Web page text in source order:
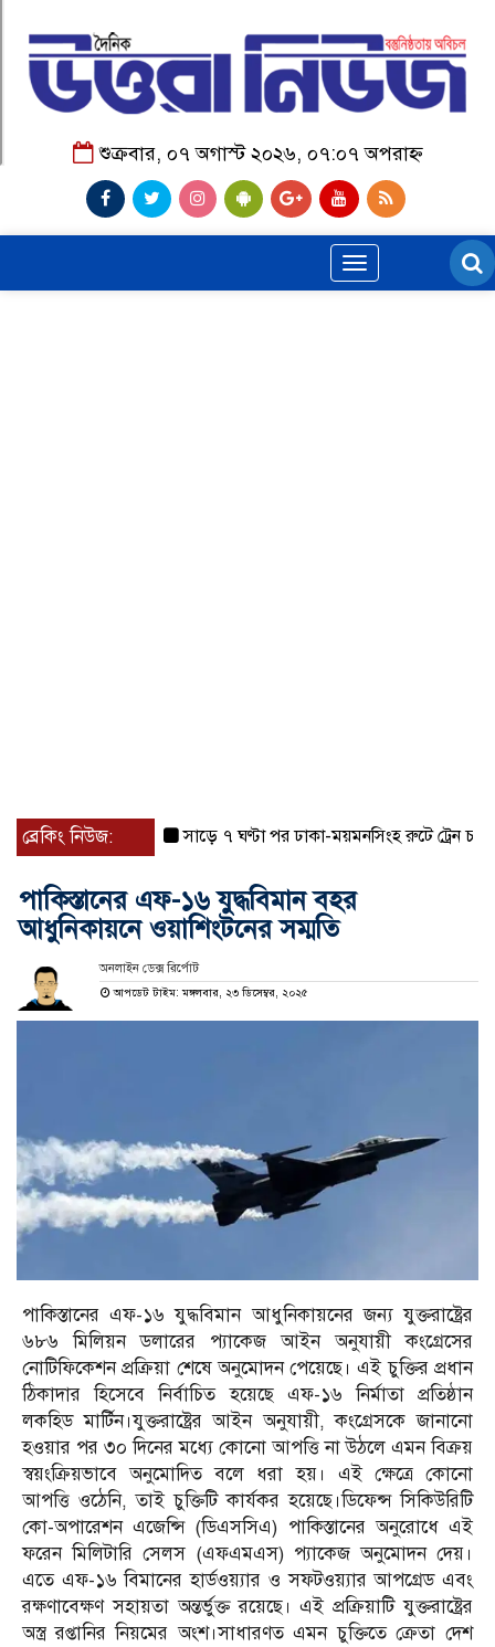
শুক্রবার, ০৭ অগাস্ট ২০২৬, ০৭:০৭ অপরাহ্ন
Toggle
navigation
ব্রেকিং নিউজ: সাড়ে ৭ ঘণ্টা পর ঢাকা-ময়মনসিংহ রুটে ট্রেন চলাচল
পাকিস্তানের এফ-১৬ যুদ্ধবিমান বহর
আধুনিকায়নে ওয়াশিংটনের সম্মতি
অনলাইন ডেক্স রির্পোট
আপডেট টাইম: মঙ্গলবার, ২৩ ডিসেম্বর, ২০২৫
পাকিস্তানের এফ-১৬ যুদ্ধবিমান আধুনিকায়নের জন্য যুক্তরাষ্ট্রের
৬৮৬ মিলিয়ন ডলারের প্যাকেজ আইন অনুযায়ী কংগ্রেসের
নোটিফিকেশন প্রক্রিয়া শেষে অনুমোদন পেয়েছে। এই চুক্তির প্রধান
ঠিকাদার হিসেবে নির্বাচিত হয়েছে এফ-১৬ নির্মাতা প্রতিষ্ঠান
লকহিড মার্টিন।যুক্তরাষ্ট্রের আইন অনুযায়ী, কংগ্রেসকে জানানো
হওয়ার পর ৩০ দিনের মধ্যে কোনো আপত্তি না উঠলে এমন বিক্রয়
স্বয়ংক্রিয়ভাবে অনুমোদিত বলে ধরা হয়। এই ক্ষেত্রে কোনো
আপত্তি ওঠেনি, তাই চুক্তিটি কার্যকর হয়েছে।ডিফেন্স সিকিউরিটি
কো-অপারেশন এজেন্সি (ডিএসসিএ) পাকিস্তানের অনুরোধে এই
ফরেন মিলিটারি সেলস (এফএমএস) প্যাকেজ অনুমোদন দেয়।
এতে এফ-১৬ বিমানের হার্ডওয়্যার ও সফটওয়্যার আপগ্রেড এবং
রক্ষণাবেক্ষণ সহায়তা অন্তর্ভুক্ত রয়েছে। এই প্রক্রিয়াটি যুক্তরাষ্ট্রের
অস্ত্র রপ্তানির নিয়মের অংশ।সাধারণত এমন চুক্তিতে ক্রেতা দেশ